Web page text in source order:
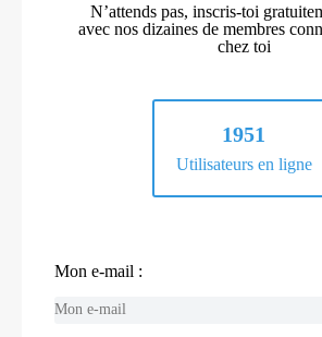
N’attends pas, inscris-toi
avec nos dizaines de membres
chez toi
1951
Utilisateurs en ligne
Mon e-mail :